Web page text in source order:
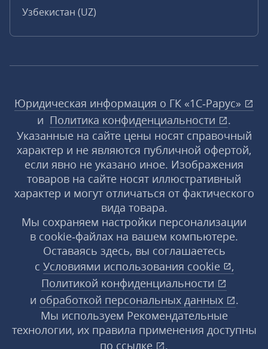
Узбекистан (UZ)
Юридическая информация о ГК «1С‑Рарус»
и Политика конфиденциальности
.
Указанные на сайте цены носят справочный
характер и не являются публичной офертой,
если явно не указано иное. Изображения
товаров на сайте носят иллюстративный
характер и могут отличаться от фактического
вида товара.
Мы сохраняем настройки персонализации
в cookie‑файлах на вашем компьютере.
Оставаясь здесь, вы соглашаетесь
с Условиями использования cookie
,
Политикой конфиденциальности
и обработкой персональных данных
.
Мы используем Рекомендательные
технологии, их правила применения доступны
по ссылке
.